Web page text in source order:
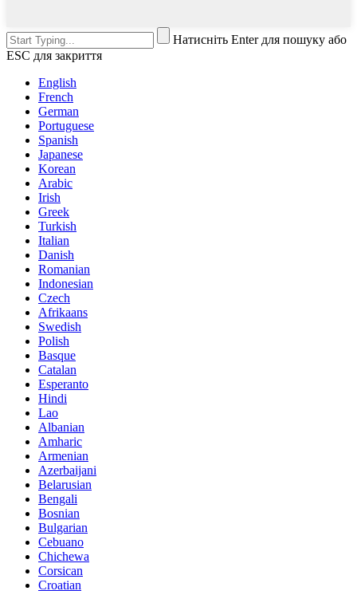
Натисніть Enter для пошуку або
ESC для закриття
English
French
German
Portuguese
Spanish
Japanese
Korean
Arabic
Irish
Greek
Turkish
Italian
Danish
Romanian
Indonesian
Czech
Afrikaans
Swedish
Polish
Basque
Catalan
Esperanto
Hindi
Lao
Albanian
Amharic
Armenian
Azerbaijani
Belarusian
Bengali
Bosnian
Bulgarian
Cebuano
Chichewa
Corsican
Croatian